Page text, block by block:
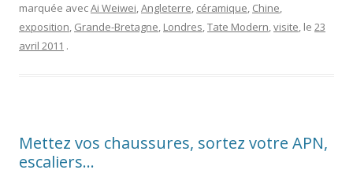
marquée avecAi Weiwei,Angleterre, céramique, Chine,
exposition, Grande-Bretagne, Londres,Tate Modern,visite, le 23
avril 2011 .
Mettez vos chaussures, sortez votre APN,
escaliers…